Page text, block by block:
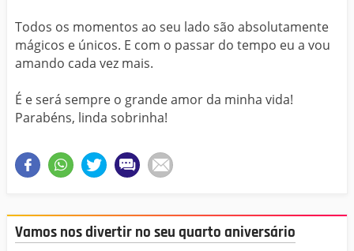
Todos os momentos ao seu lado são absolutamente
mágicos e únicos. E com o passar do tempo eu a vou
amando cada vez mais.
É e será sempre o grande amor da minha vida!
Parabéns, linda sobrinha!
Vamos nos divertir no seu quarto aniversário